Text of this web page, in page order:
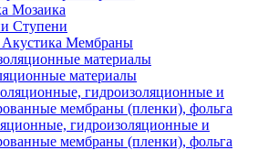
Мозаика
Ступени
Акустика Мембраны
материалы
гидроизоляционные и
мембраны (пленки), фольга